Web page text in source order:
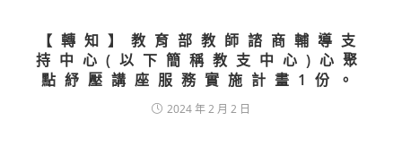
【轉知】教育部教師諮商輔導支
持中心(以下簡稱教支中心)心聚
點紓壓講座服務實施計畫1份。
2024 年 2 月 2 日